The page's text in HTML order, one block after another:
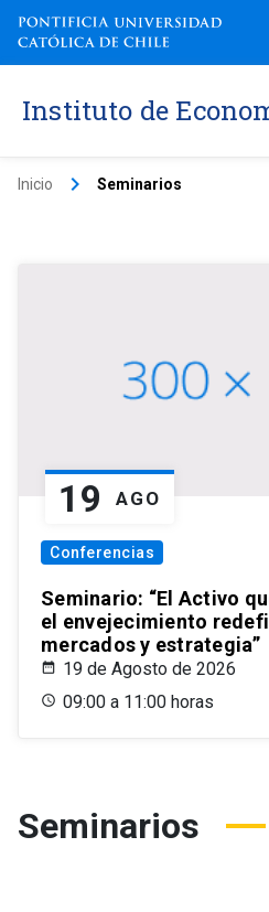
Instituto de
Inicio keyboard_arrow_right Seminarios
19 AGO
Conferencias
Seminario: “El Activo
el envejecimiento
mercados y estrategia”
19 de Agosto de 2026
09:00 a 11:00 horas
Seminarios